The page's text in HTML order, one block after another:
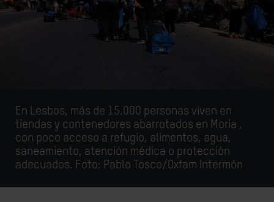
En Lesbos, más de 15.000 personas viven en
tiendas y contenedores abarrotados en Moria ,
con poco acceso a refugio, alimentos, agua,
saneamiento, atención médica o protección
adecuados. Foto: Pablo Tosco/Oxfam Intermón